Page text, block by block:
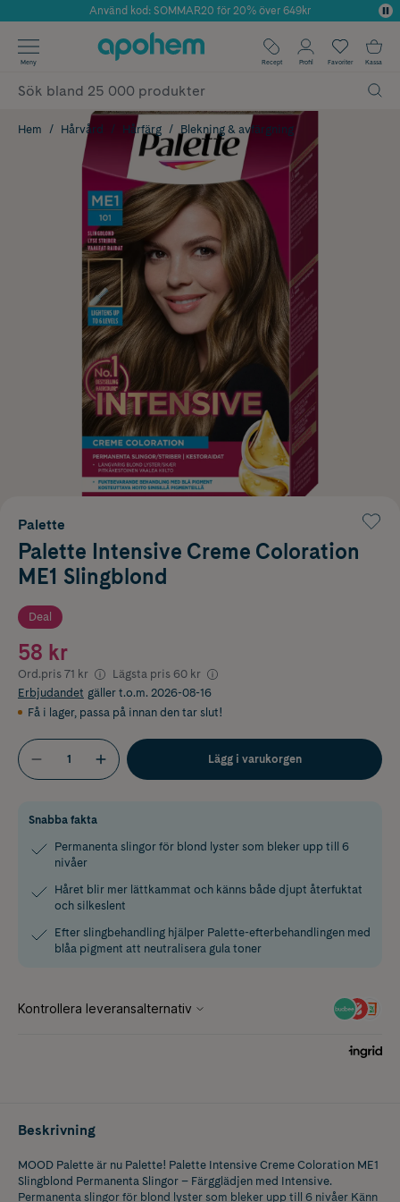
Årets Butik 2025 inom Skönhet
Använd kod: SOMMAR20 för 20% över 649kr
✓ Fri frakt
✓ Poäng på alla köp*
Meny Recept Profil Favoriter Kassa
Hem Hårvård Hårfärg Blekning & avfärgning
Palette
Palette Intensive Creme Coloration
ME1 Slingblond
Deal
58 kr
Ord.pris 71 kr Lägsta pris 60 kr
Erbjudandet gäller t.o.m. 2026-08-16
Få i lager, passa på innan den tar slut!
Lägg i varukorgen
Snabba fakta
Permanenta slingor för blond lyster som bleker upp till 6
nivåer
Håret blir mer lättkammat och känns både djupt återfuktat
och silkeslent
Efter slingbehandling hjälper Palette-efterbehandlingen med
blåa pigment att neutralisera gula toner
Beskrivning
MOOD Palette är nu Palette! Palette Intensive Creme Coloration ME1
Slingblond Permanenta Slingor – Färgglädjen med Intensive.
Permanenta slingor för blond lyster som bleker upp till 6 nivåer Känn